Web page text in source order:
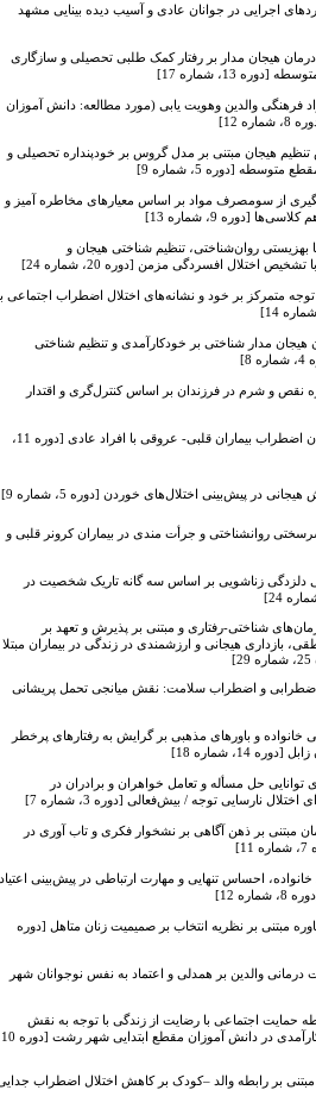
اجرایی در جوانان عادی و آسیب دیده بینایی مشهد
هیجان مدار بر رفتار کمک طلبی تحصیلی و سازگاری
13، شماره 17]
والدین وهویت یابی (مورد مطالعه: دانش آموزان
هیجان مبتنی بر مدل گروس بر خودپنداره تحصیلی و
[دوره 5، شماره 9]
از سومصرف مواد بر اساس معیارهای مخاطره آمیز و
9، شماره 13]
روان‌شناختی، تنظیم شناختی هیجان و
اختلال افسردگی مزمن [دوره 20، شماره 24]
متمرکز بر خود و نشانه‌های اختلال اضطراب اجتماعی با
مدار شناختی بر خودکارآمدی و تنظیم شناختی
و شرم در فرزندان بر اساس کنترل‌گری و اقتدار
بررسی مقایسه میزان اضطراب بیماران قلبی- عروقی با افراد عادی [دوره 11،
در پیش‌بینی اختلال‌های خوردن [دوره 5، شماره 9]
روانشناختی و جرأت مندی در بیماران کرونر قلبی و
زناشویی بر اساس سه گانه تاریک شخصیت در
شناختی-رفتاری و مبتنی بر پذیرش و تعهد بر
بازداری هیجانی و ارزشمندی در زندگی در بیماران مبتلا
و اضطراب سلامت: نقش میانجی تحمل پریشانی
و باورهای مذهبی بر گرایش به رفتارهای پرخطر
حل مسأله و تعامل خواهران و برادران در
نارسایی توجه / بیش‌فعالی [دوره 3، شماره 7]
بر ذهن آگاهی بر نشخوار فکری و تاب آوری در
احساس تنهایی و مهارت ارتباطی در پیش‌بینی اعتیاد
12]
مبتنی بر نظریه انتخاب بر صمیمیت زنان متاهل [دوره
والدین بر همدلی و اعتماد به نفس نوجوانان شهر
اجتماعی با رضایت از زندگی با توجه به نقش
میانجی شایستگی تحصیلی و خودکارآمدی در دانش آموزان مقطع ابتدایی شهر رشت [دوره 10،
بر رابطه والد –کودک بر کاهش اختلال اضطراب جدایی